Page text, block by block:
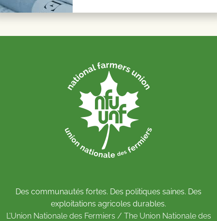
Des communautés fortes. Des politiques saines. Des
exploitations agricoles durables.
L’Union Nationale des Fermiers / The Union Nationale des